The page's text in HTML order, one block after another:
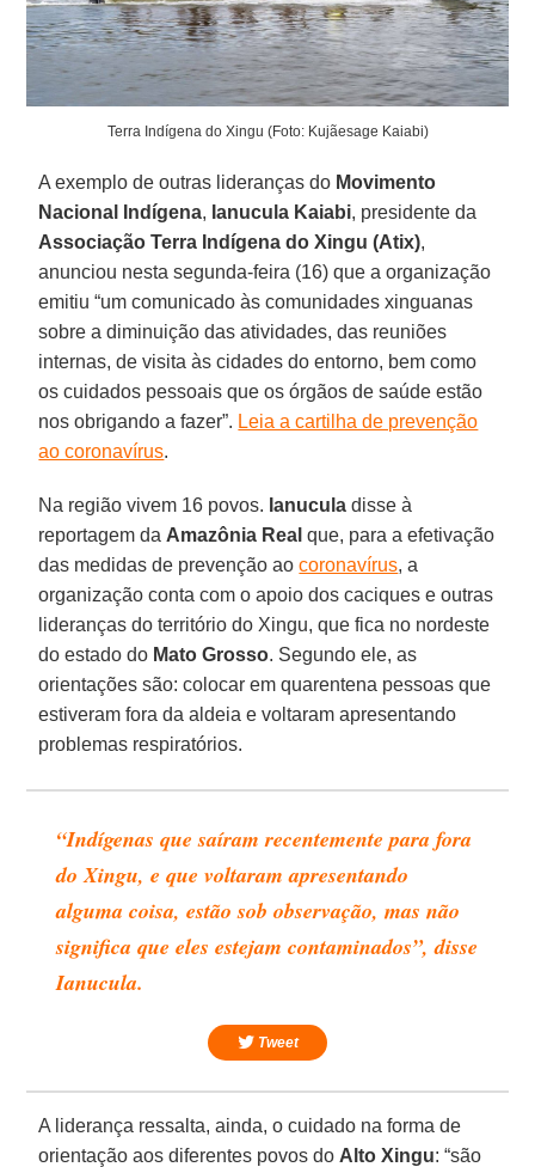
Terra Indígena do Xingu (Foto: Kujãesage Kaiabi)
A exemplo de outras lideranças do Movimento
Nacional Indígena, Ianucula Kaiabi, presidente da
Associação Terra Indígena do Xingu (Atix),
anunciou nesta segunda-feira (16) que a organização
emitiu “um comunicado às comunidades xinguanas
sobre a diminuição das atividades, das reuniões
internas, de visita às cidades do entorno, bem como
os cuidados pessoais que os órgãos de saúde estão
nos obrigando a fazer”. Leia a cartilha de prevenção
ao coronavírus.
Na região vivem 16 povos. Ianucula disse à
reportagem da Amazônia Real que, para a efetivação
das medidas de prevenção aocoronavírus, a
organização conta com o apoio dos caciques e outras
lideranças do território do Xingu, que fica no nordeste
do estado do Mato Grosso. Segundo ele, as
orientações são: colocar em quarentena pessoas que
estiveram fora da aldeia e voltaram apresentando
problemas respiratórios.
“Indígenas que saíram recentemente para fora
do Xingu, e que voltaram apresentando
alguma coisa, estão sob observação, mas não
significa que eles estejam contaminados”, disse
Ianucula.
Tweet
A liderança ressalta, ainda, o cuidado na forma de
orientação aos diferentes povos do Alto Xingu: “são